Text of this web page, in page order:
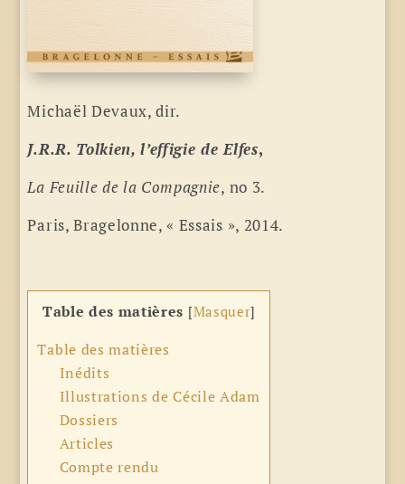
Michaël Devaux, dir.
J.R.R. Tolkien, l’effigie de Elfes,
La Feuille de la Compagnie, no 3.
Paris, Bragelonne, « Essais », 2014.
Table des matières [Masquer]
Table des matières
Inédits
Illustrations de Cécile Adam
Dossiers
Articles
Compte rendu